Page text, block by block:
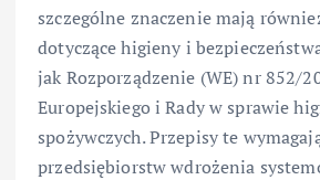
szczególne znaczenie mają
dotyczące higieny i
jak Rozporządzenie (WE) nr 852/
Europejskiego i Rady w sprawie
spożywczych. Przepisy te
przedsiębiorstw wdrożenia